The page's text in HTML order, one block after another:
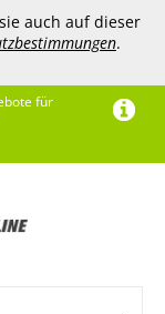
auch auf dieser
.
für